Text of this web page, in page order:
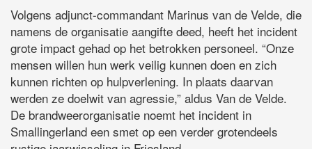
Volgens adjunct-commandant Marinus van de Velde, die
namens de organisatie aangifte deed, heeft het incident
grote impact gehad op het betrokken personeel. “Onze
mensen willen hun werk veilig kunnen doen en zich
kunnen richten op hulpverlening. In plaats daarvan
werden ze doelwit van agressie,” aldus Van de Velde.
De brandweerorganisatie noemt het incident in
Smallingerland een smet op een verder grotendeels